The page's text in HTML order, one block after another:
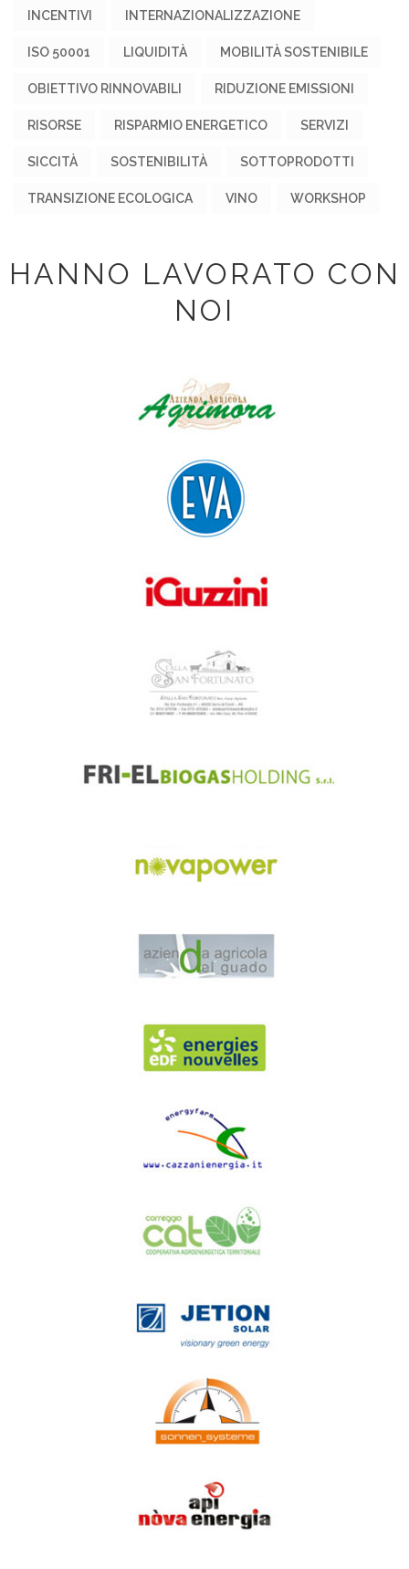
INCENTIVI INTERNAZIONALIZZAZIONE
ISO 50001 LIQUIDITÀ MOBILITÀ SOSTENIBILE
OBIETTIVO RINNOVABILI RIDUZIONE EMISSIONI
RISORSE RISPARMIO ENERGETICO SERVIZI
SICCITÀ SOSTENIBILITÀ SOTTOPRODOTTI
TRANSIZIONE ECOLOGICA VINO WORKSHOP
HANNO LAVORATO CON
NOI